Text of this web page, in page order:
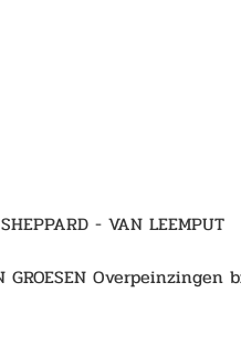
- VAN LEEMPUT
Overpeinzingen